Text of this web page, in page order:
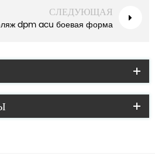
СЛЕДУЮЩАЯ
dpm acu боевая форма